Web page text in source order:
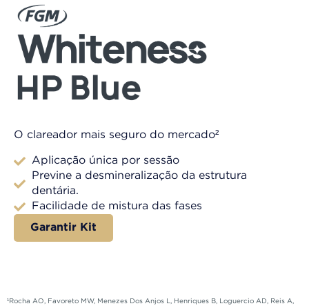
O clareador mais seguro do mercado²​
Aplicação única por sessão​
Previne a desmineralização da estrutura
dentária.​
Facilidade de mistura das fases
Garantir Kit
¹Rocha AO, Favoreto MW, Menezes Dos Anjos L, Henriques B, Loguercio AD, Reis A,